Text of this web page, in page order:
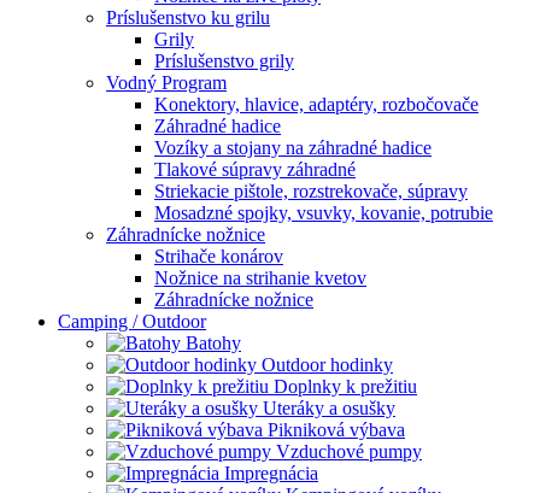
Príslušenstvo ku grilu
Grily
Príslušenstvo grily
Vodný Program
Konektory, hlavice, adaptéry, rozbočovače
Záhradné hadice
Vozíky a stojany na záhradné hadice
Tlakové súpravy záhradné
Striekacie pištole, rozstrekovače, súpravy
Mosadzné spojky, vsuvky, kovanie, potrubie
Záhradnícke nožnice
Strihače konárov
Nožnice na strihanie kvetov
Záhradnícke nožnice
Camping / Outdoor
Batohy
Outdoor hodinky
Doplnky k prežitiu
Uteráky a osušky
Pikniková výbava
Vzduchové pumpy
Impregnácia